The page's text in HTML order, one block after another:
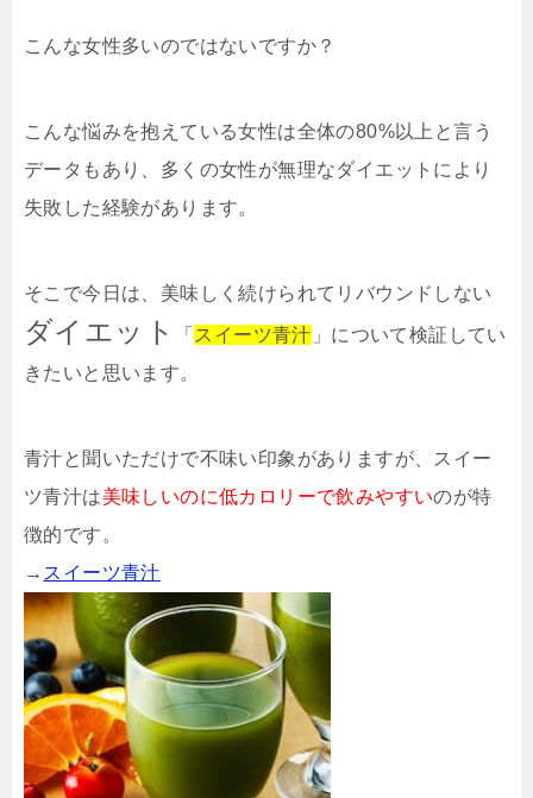
こんな女性多いのではないですか？
こんな悩みを抱えている女性は全体の80%以上と言う
データもあり、多くの女性が無理なダイエットにより
失敗した経験があります。
そこで今日は、美味しく続けられてリバウンドしない
ダイエット 「 スイーツ青汁 」について検証してい
きたいと思います。
青汁と聞いただけで不味い印象がありますが、スイー
ツ青汁は美味しいのに低カロリーで飲みやすいのが特
徴的です。
→ スイーツ青汁